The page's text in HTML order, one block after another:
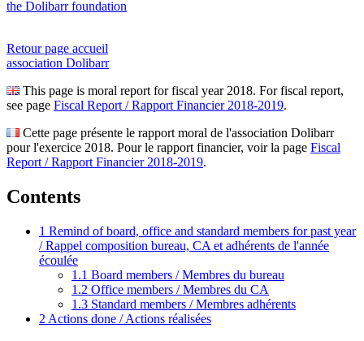
the Dolibarr foundation
Retour page accueil
association Dolibarr
This page is moral report for fiscal year 2018. For fiscal report,
see page Fiscal Report / Rapport Financier 2018-2019.
Cette page présente le rapport moral de l'association Dolibarr
pour l'exercice 2018. Pour le rapport financier, voir la page Fiscal
Report / Rapport Financier 2018-2019.
Contents
1 Remind of board, office and standard members for past year
/ Rappel composition bureau, CA et adhérents de l'année
écoulée
1.1 Board members / Membres du bureau
1.2 Office members / Membres du CA
1.3 Standard members / Membres adhérents
2 Actions done / Actions réalisées